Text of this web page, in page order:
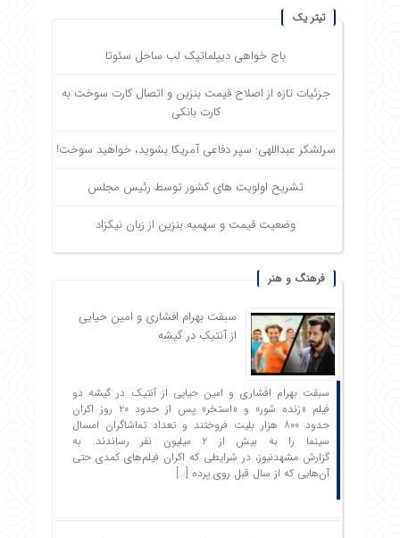
تیتر یک
باج خواهی دیپلماتیک لب ساحل سئوتا
جزئیات تازه از اصلاح قیمت بنزین و اتصال کارت سوخت به
کارت بانکی
سرلشکر عبداللهی: سپر دفاعی آمریکا بشوید، خواهید سوخت!
تشریح اولویت های کشور توسط رئیس مجلس
وضعیت قیمت و سهمیه بنزین از زبان نیکزاد
فرهنگ و هنر
سبقت بهرام افشاری و امین حیایی
از آنتیک در گیشه
سبقت بهرام افشاری و امین حیایی از آنتیک در گیشه دو
فیلم «زنده شور» و «استخر» پس از حدود ۲۰ روز اکران
حدود ۸۰۰ هزار بلیت فروختند و تعداد تماشاگران امسال
سینما را به بیش از ۲ میلیون نفر رساندند. به
گزارش مشهدنیوز، در شرایطی که اکران فیلم‌های کمدی حتی
آن‌هایی که از سال قبل روی پرده […]